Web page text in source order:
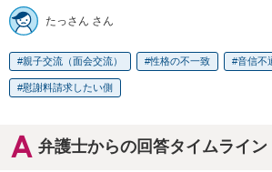
たっさん さん
親子交流（面会交流） 性格の不一致 音信不
慰謝料請求したい側
弁護士からの回答タイムライン